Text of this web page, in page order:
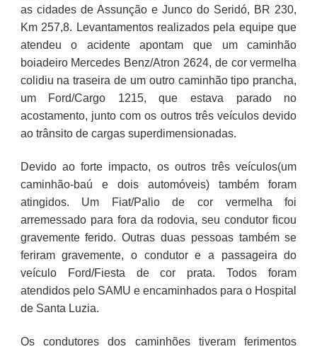
as cidades de Assunção e Junco do Seridó, BR 230,
Km 257,8. Levantamentos realizados pela equipe que
atendeu o acidente apontam que um caminhão
boiadeiro Mercedes Benz/Atron 2624, de cor vermelha
colidiu na traseira de um outro caminhão tipo prancha,
um Ford/Cargo 1215, que estava parado no
acostamento, junto com os outros três veículos devido
ao trânsito de cargas superdimensionadas.
Devido ao forte impacto, os outros três veículos(um
caminhão-baú e dois automóveis) também foram
atingidos. Um Fiat/Palio de cor vermelha foi
arremessado para fora da rodovia, seu condutor ficou
gravemente ferido. Outras duas pessoas também se
feriram gravemente, o condutor e a passageira do
veículo Ford/Fiesta de cor prata. Todos foram
atendidos pelo SAMU e encaminhados para o Hospital
de Santa Luzia.
Os condutores dos caminhões tiveram ferimentos